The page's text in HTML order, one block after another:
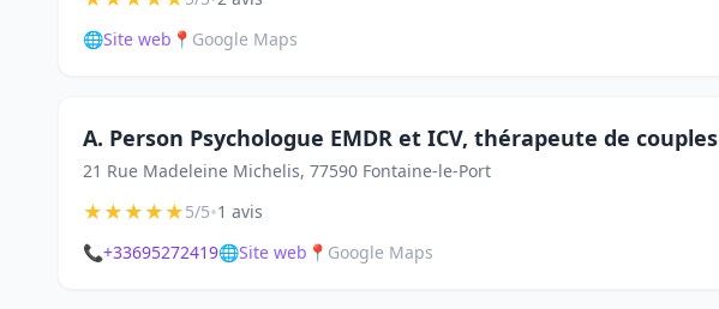
🌐Site web 📍 Google Maps
A. Person Psychologue EMDR et ICV, thérapeute de couples
21 Rue Madeleine Michelis, 77590 Fontaine-le-Port
★★★★★5/5•1 avis
📞+33695272419🌐Site web 📍 Google Maps